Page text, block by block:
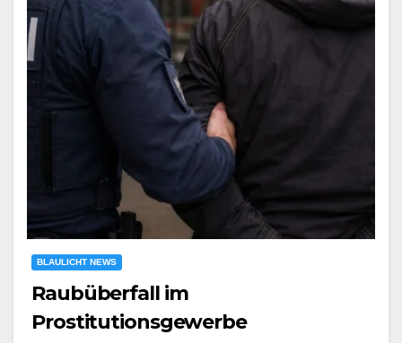
BLAULICHT NEWS
Raubüberfall im
Prostitutionsgewerbe